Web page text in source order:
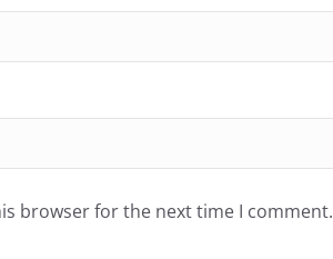
browser for the next time I comment.